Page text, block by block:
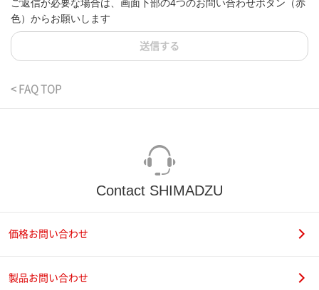
ご返信が必要な場合は、画面下部の4つのお問い合わせボタン（赤
色）からお願いします
送信する
< FAQ TOP
Contact SHIMADZU
価格お問い合わせ
製品お問い合わせ